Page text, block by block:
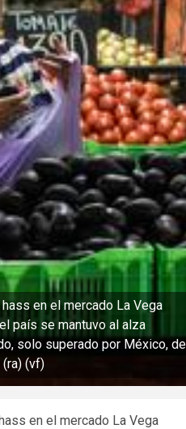
en el mercado La Vega
país se mantuvo al alza
solo superado por México, de
(vf)
en el mercado La Vega